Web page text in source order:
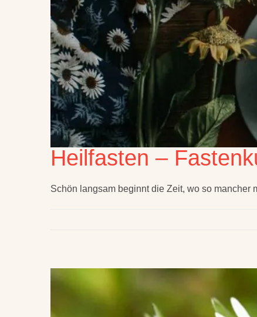
Heilfasten –
Schön langsam beginnt die Zeit, wo so mancher